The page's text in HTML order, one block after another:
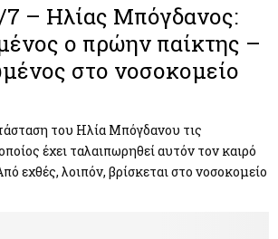
– Ηλίας Μπόγδανος:
ο πρώην παίκτης –
στο νοσοκομείο
του Ηλία Μπόγδανου τις
έχει ταλαιπωρηθεί αυτόν τον καιρό
εχθές, λοιπόν, βρίσκεται στο νοσοκομείο